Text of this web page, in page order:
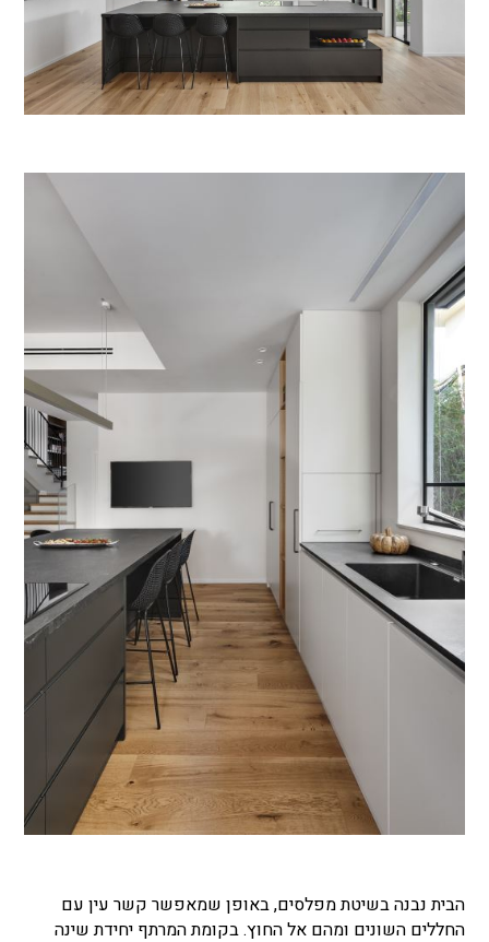
הבית נבנה בשיטת מפלסים, באופן שמאפשר קשר עין עם
החללים השונים ומהם אל החוץ. בקומת המרתף יחידת שינה